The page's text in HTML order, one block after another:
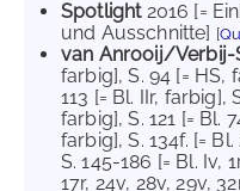
Spotlight2016 [=
und Ausschnitte] [
van Anrooij/Verbij-
farbig], S. 94 [= HS,
113 [= Bl. IIr, farbig],
farbig], S. 121 [= Bl.
farbig], S. 134f. [=
S. 145-186 [= Bl. Iv,
17r, 24v, 28v, 29v,